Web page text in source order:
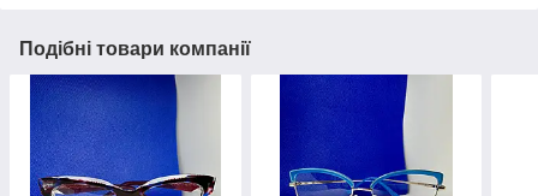
Подібні товари компанії